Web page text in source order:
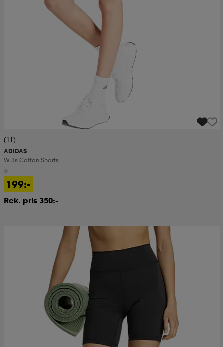
(11)
ADIDAS
W 3s Cotton Shorts
199:-
Rek. pris 350:-